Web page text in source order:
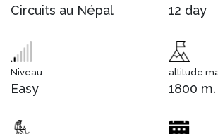
Circuits au Népal 12 day
Niveau
Easy
altitude
1800 m.